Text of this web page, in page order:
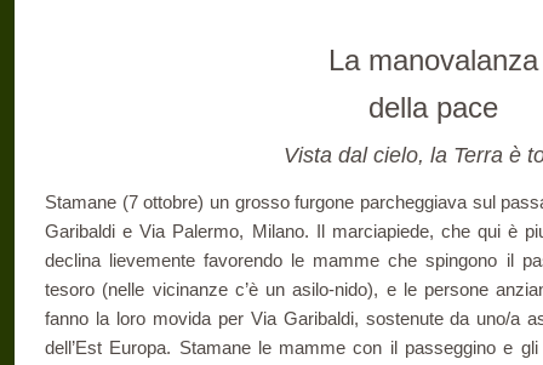
La manovalanza
della pace
Vista dal cielo, la Terra è
Stamane (7 ottobre) un grosso furgone parcheggiava sul
Garibaldi e Via Palermo, Milano. Il marciapiede, che qui è
declina lievemente favorendo le mamme che spingono il
tesoro (nelle vicinanze c’è un asilo-nido), e le persone
fanno la loro movida per Via Garibaldi, sostenute da uno/a
dell’Est Europa. Stamane le mamme con il passeggino e